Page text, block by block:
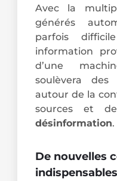
Avec la
générés
parfois
information
d’une
soulèvera des
autour de la
sources et
désinformation.
De nouvelles
indispensables